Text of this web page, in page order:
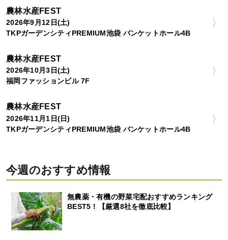
農林水産FEST
2026年9月12日(土)
TKPガーデンシティPREMIUM池袋 バンケットホール4B
農林水産FEST
2026年10月3日(土)
福岡ファッションビル 7F
農林水産FEST
2026年11月1日(日)
TKPガーデンシティPREMIUM池袋 バンケットホール4B
今週のおすすめ情報
無農薬・有機の野菜宅配おすすめランキング
BEST5！【厳選8社を徹底比較】